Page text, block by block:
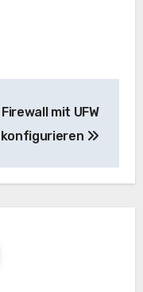
Firewall mit UFW
konfigurieren